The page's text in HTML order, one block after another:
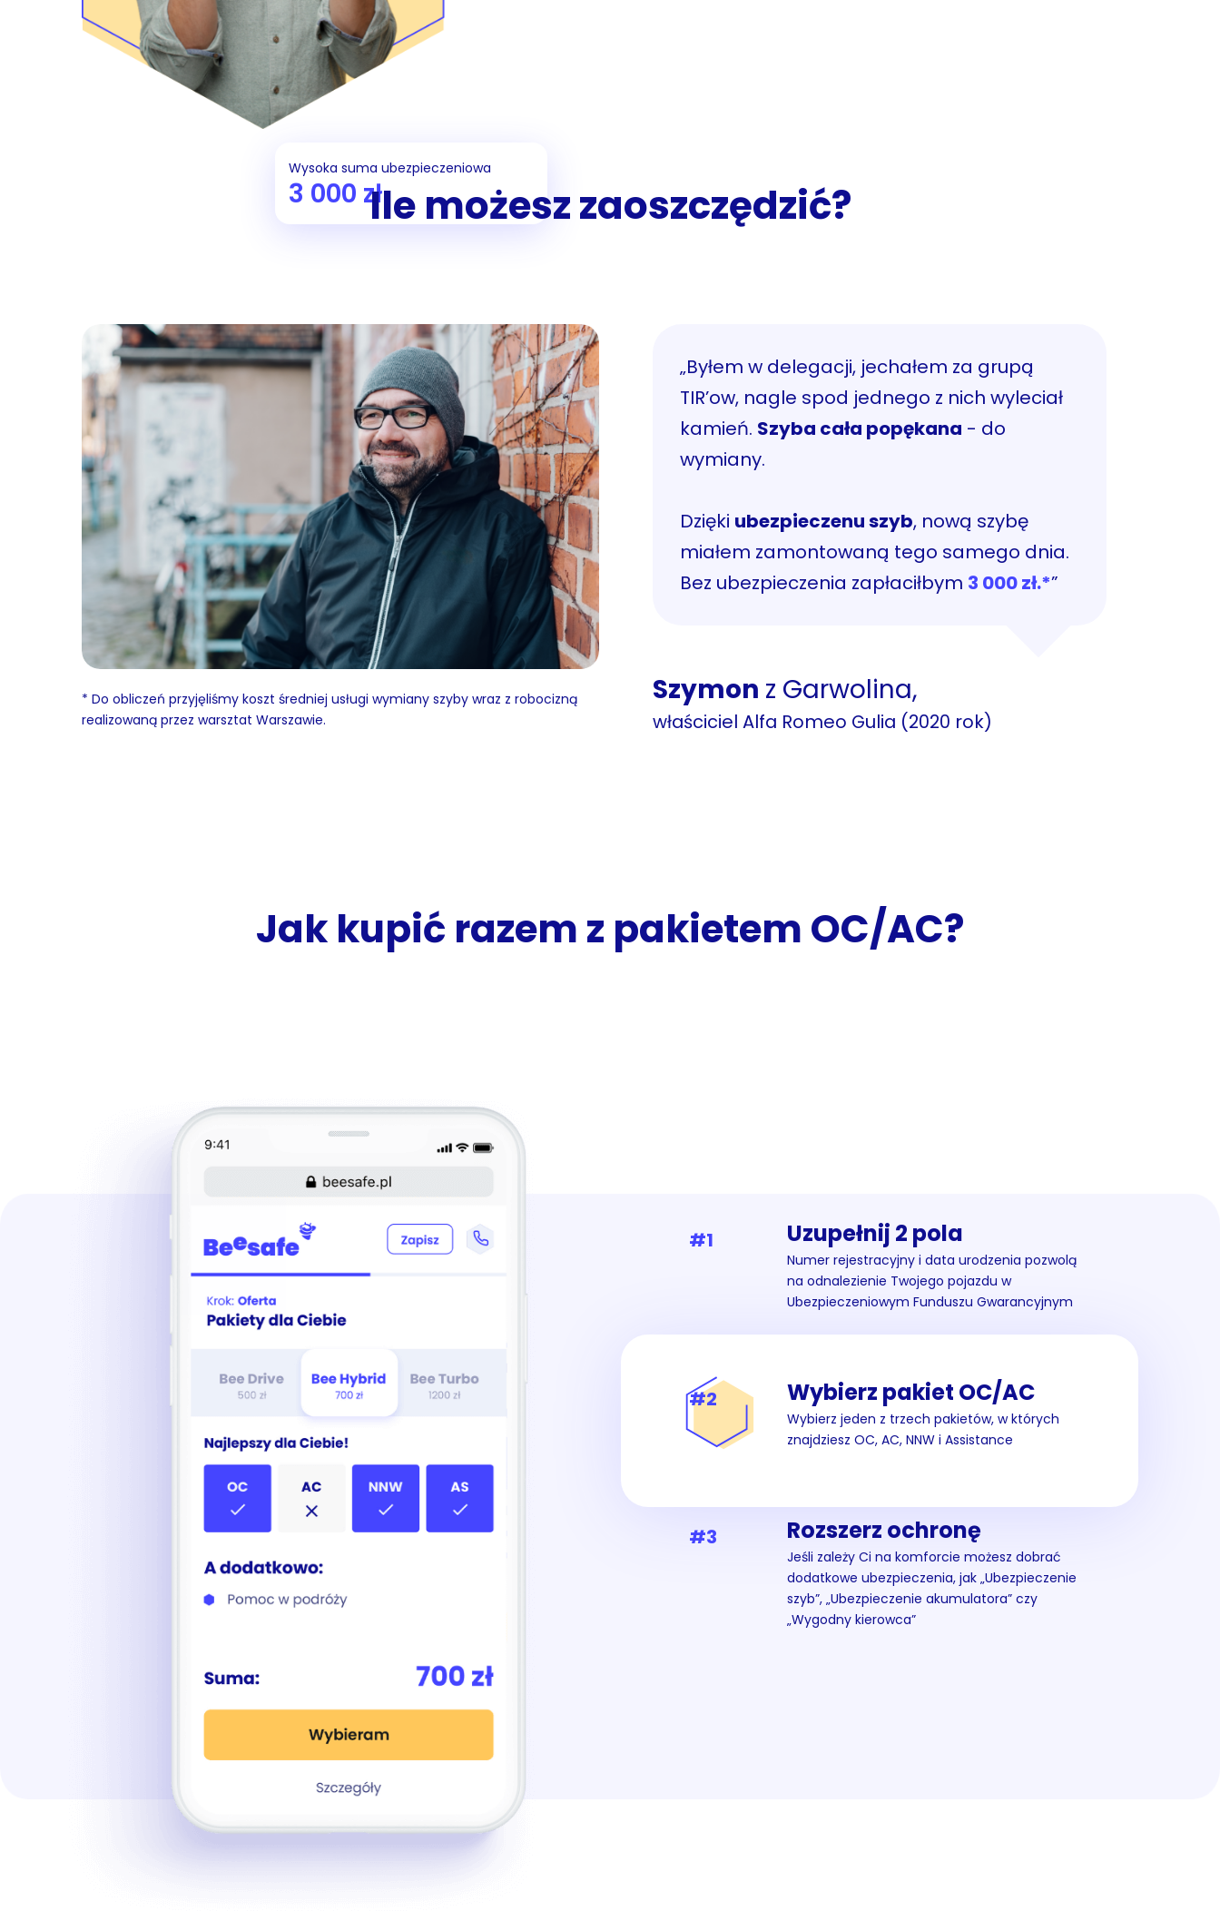
Wysoka suma ubezpieczeniowa
3 000 złIle możesz zaoszczędzić?
* Do obliczeń przyjęliśmy koszt średniej usługi wymiany szyby wraz z robocizną
realizowaną przez warsztat Warszawie.
„Byłem w delegacji, jechałem za grupą
TIR’ow, nagle spod jednego z nich wyleciał
kamień. Szyba cała popękana - do
wymiany.
Dzięki ubezpieczenu szyb, nową szybę
miałem zamontowaną tego samego dnia.
Bez ubezpieczenia zapłaciłbym 3 000 zł.*”
Szymon z Garwolina,
właściciel Alfa Romeo Gulia (2020 rok)
Jak kupić razem z pakietem OC/AC?
#1 Uzupełnij 2 pola
Numer rejestracyjny i data urodzenia pozwolą
na odnalezienie Twojego pojazdu w
Ubezpieczeniowym Funduszu Gwarancyjnym
#2 Wybierz pakiet OC/AC
Wybierz jeden z trzech pakietów, w których
znajdziesz OC, AC, NNW i Assistance
#3 Rozszerz ochronę
Jeśli zależy Ci na komforcie możesz dobrać
dodatkowe ubezpieczenia, jak „Ubezpieczenie
szyb”, „Ubezpieczenie akumulatora” czy
„Wygodny kierowca”